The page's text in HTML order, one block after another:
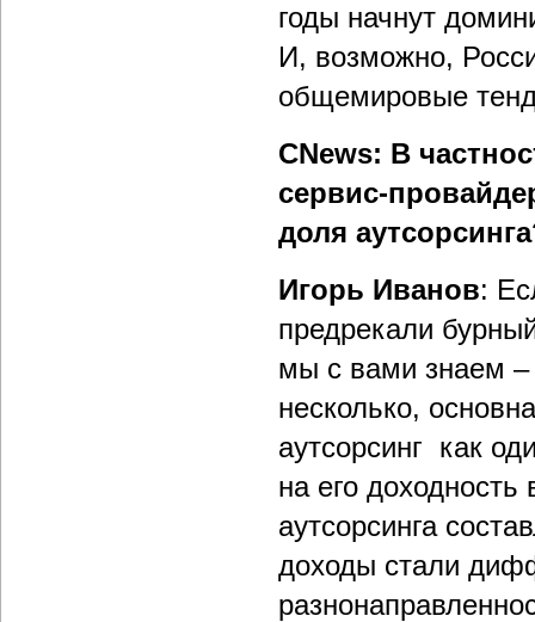
годы начнут
И, возможно,
общемировые
CNews: В
сервис-
доля
Игорь Иванов:
предрекали
мы с вами знаем –
несколько,
аутсорсинг как
на его
аутсорсинга
доходы стали